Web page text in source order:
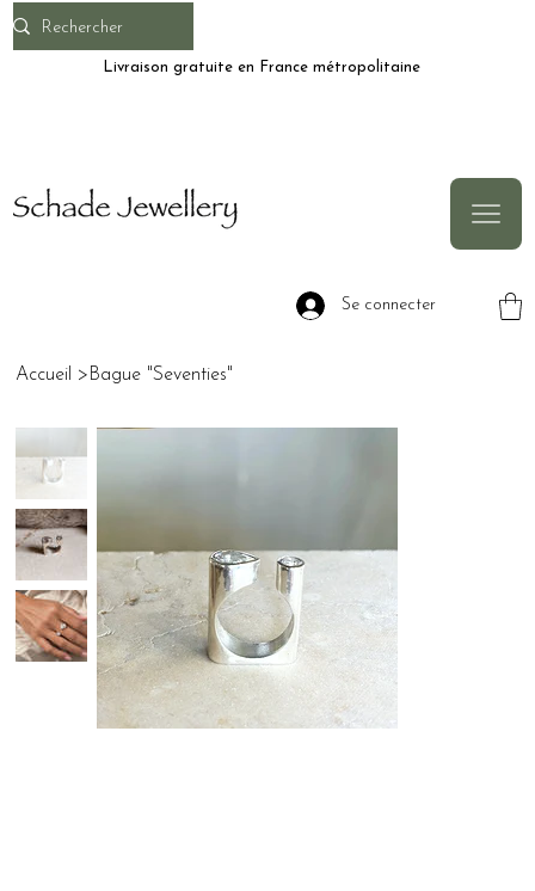
Livraison gratuite en France métropolitaine
Se connecter
Accueil >Bague "Seventies"